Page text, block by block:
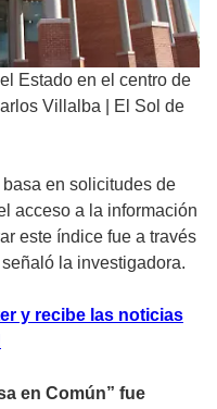
Estado en el centro de
Villalba | El Sol de
en solicitudes de
acceso a la información
este índice fue a través
la investigadora.
y recibe las noticias
en Común” fue